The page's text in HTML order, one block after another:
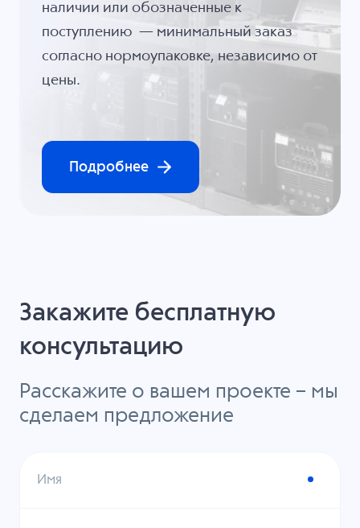
наличии или обозначенные к
поступлению — минимальный заказ
согласно нормоупаковке, независимо от
цены.
Подробнее
Закажите бесплатную
консультацию
Расскажите о вашем проекте – мы
сделаем предложение
Имя